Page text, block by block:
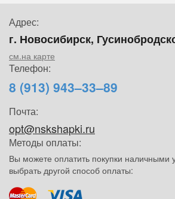
Адрес:
г. Новосибирск,
см.на карте
Телефон:
8 (913) 943–33–89
Почта:
opt@nskshapki.ru
Методы оплаты:
Вы можете оплатить покупки наличными
выбрать другой способ оплаты: